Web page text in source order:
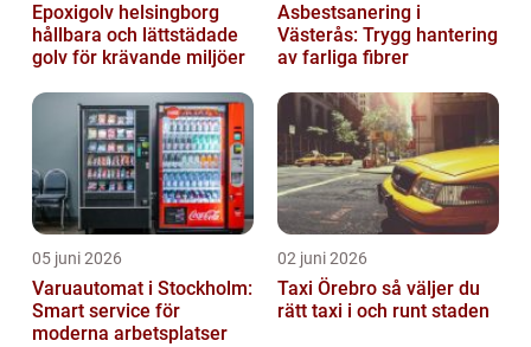
Epoxigolv helsingborg
hållbara och lättstädade
golv för krävande miljöer
Asbestsanering i
Västerås: Trygg hantering
av farliga fibrer
05 juni 2026
Varuautomat i Stockholm:
Smart service för
moderna arbetsplatser
02 juni 2026
Taxi Örebro så väljer du
rätt taxi i och runt staden